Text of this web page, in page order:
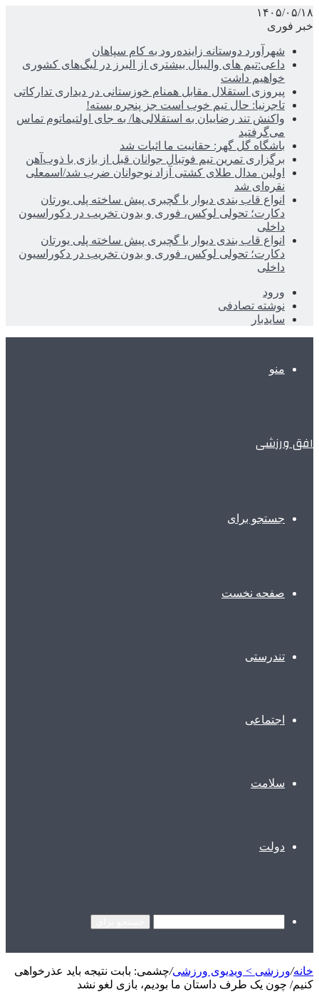
۱۴۰۵/۰۵/۱۸
خبر فوری
شهرآورد دوستانه زاینده‌رود به کام سپاهان
داعی:تیم های والیبال بیشتری از البرز در لیگ‌های کشوری
خواهیم داشت
پیروزی استقلال مقابل همنام خوزستانی در دیداری تدارکاتی
تاجرنیا: حال تیم خوب است جز پنجره بسته!
واکنش تند رضاییان به استقلالی‌ها/ به جای اولتیماتوم تماس
می‌گرفتید
باشگاه گل گهر: حقانیت ما اثبات شد
برگزاری تمرین تیم فوتبال جوانان قبل از بازی با ذوب‌آهن
اولین مدال طلای کشتی آزاد نوجوانان ضرب شد/اسمعلی
نقره‌ای شد
انواع قاب بندی دیوار با گچبری پیش ساخته پلی یورتان
دکارت؛ تحولی لوکس، فوری و بدون تخریب در دکوراسیون
داخلی
انواع قاب بندی دیوار با گچبری پیش ساخته پلی یورتان
دکارت؛ تحولی لوکس، فوری و بدون تخریب در دکوراسیون
داخلی
ورود
نوشته تصادفی
سایدبار
منو
افق ورزشی
جستجو برای
صفحه نخست
تندرستی
اجتماعی
سلامت
دولت
خانه/ورزشی > ویدیوی ورزشی/چشمی: بابت نتیجه باید عذرخواهی
کنیم/ چون یک طرف داستان ما بودیم، بازی لغو نشد